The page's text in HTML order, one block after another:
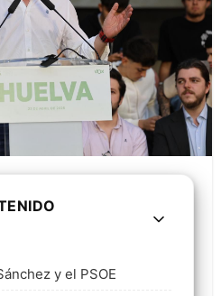
y el PSOE